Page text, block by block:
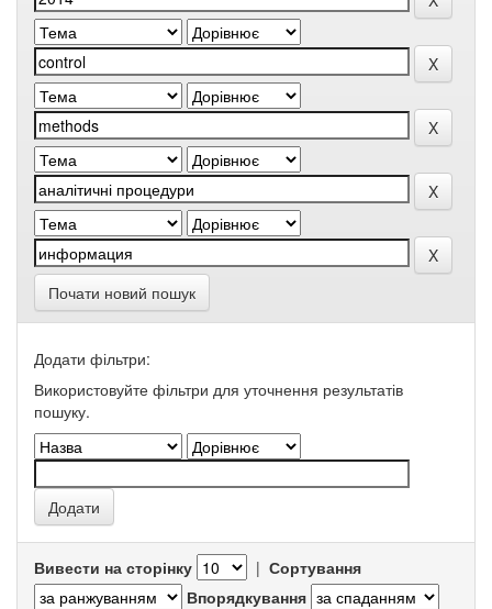
Почати новий пошук
Додати фільтри:
Використовуйте фільтри для уточнення результатів
пошуку.
Вивести на сторінку | Сортування
Впорядкування